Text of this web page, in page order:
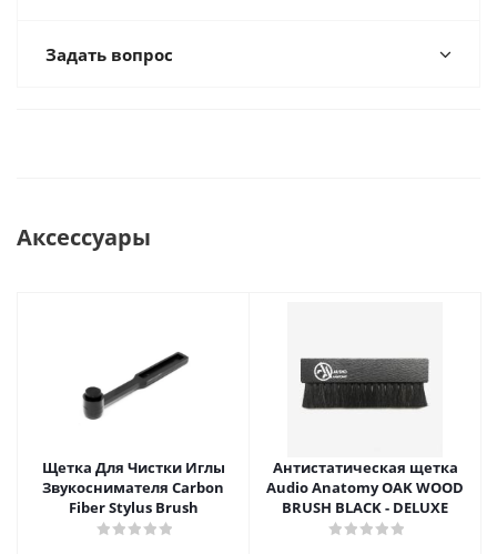
Задать вопрос
Аксессуары
Щетка Для Чистки Иглы
Звукоснимателя Carbon
Fiber Stylus Brush
Антистатическая щетка
Audio Anatomy OAK WOOD
BRUSH BLACK - DELUXE